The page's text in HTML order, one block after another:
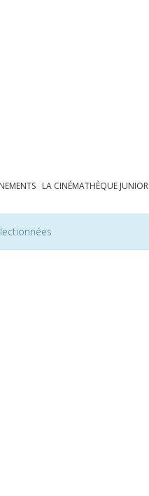
LA CINÉMATHÈQUE JUNIOR